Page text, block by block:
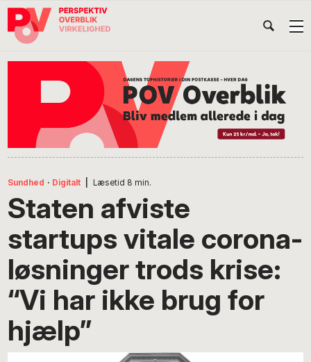
Gå
direkte
Skip
indhold
Gå
direkte
Sundhed · Digitalt Læsetid 8 min.
Staten afviste
startups vitale corona-
løsninger trods krise:
“Vi har ikke brug for
hjælp”